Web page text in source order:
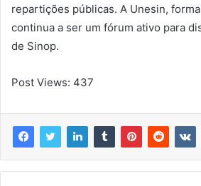
repartições públicas. A Unesin,
continua a ser um fórum ativo para
de Sinop.
Post Views: 437